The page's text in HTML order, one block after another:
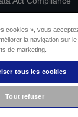
sur les cookies
d’Epson pour
© 2026 Seiko
cookies », vous
la navigation sur
de marketing.
tous les cookies
Tout refuser